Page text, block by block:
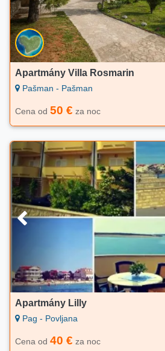
Apartmány Villa Rosmarin
Pašman - Pašman
Cena od 50 € za noc
Apartmány Lilly
Pag - Povljana
Cena od 40 € za noc